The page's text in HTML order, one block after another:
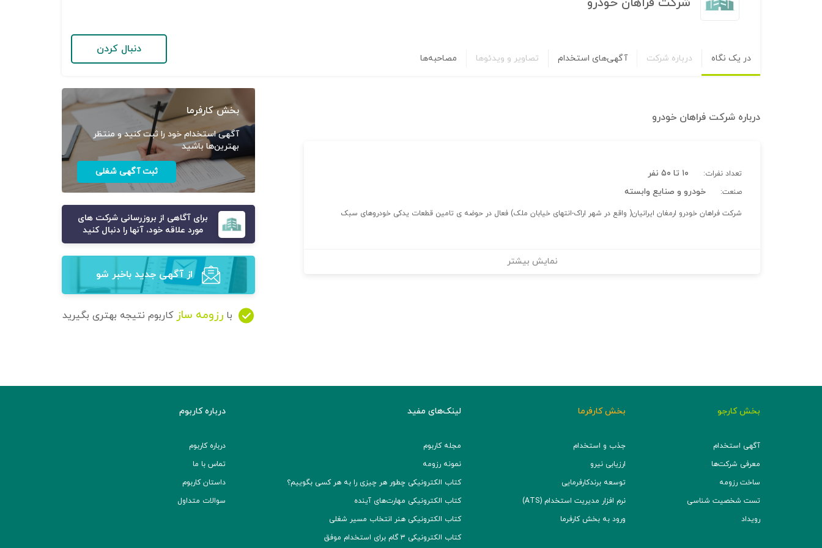
در یک نگاه درباره شرکت آگهی‌های استخدام تصاویر و ویدئوها مصاحبه‌ها
دنبال کردن
درباره شرکت فراهان خودرو
تعداد نفرات: ۱۰ تا ۵۰ نفر
صنعت: خودرو و صنایع وابسته
شرکت فراهان خودرو ارمغان ایرانیان( واقع در شهر اراک-انتهای خیابان ملک) فعال در حوضه ی تامین قطعات یدکی خودروهای سبک
نمایش بیشتر
بخش کارفرما
آگهی استخدام خود را ثبت کنید و منتظر
بهترین‌ها باشید
ثبت آگهی شغلی
برای آگاهی از بروزرسانی شرکت های
مورد علاقه خود، آنها را دنبال کنید
از آگهی‌ جدید باخبر شو
با رزومه ساز کاربوم نتیجه بهتری بگیرید
بخش کارجو
آگهی استخدام
معرفی شرکت‌ها
ساخت رزومه
تست شخصیت شناسی
رویداد
بخش کارفرما
جذب و استخدام
ارزیابی نیرو
توسعه برند‌کارفرمایی
نرم افزار مدیریت استخدام (ATS)
ورود به بخش کارفرما
لینک‌های مفید
مجله کاربوم
نمونه رزومه
کتاب الکترونیکی چطور هر چیزی را به هر کسی بگوییم؟
کتاب الکترونیکی مهارت‌های آینده
کتاب الکترونیکی هنر انتخاب مسیر شغلی
کتاب الکترونیکی ۳ گام برای استخدام موفق
درباره کاربوم
درباره کاربوم
تماس با ما
داستان کاربوم
سوالات متداول